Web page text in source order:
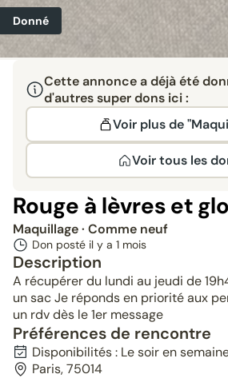
Donné
Cette annonce a déjà été
d'autres super dons ici :
Voir plus de
Voir tous les
Rouge à lèvres et
Maquillage· Comme neuf
Don posté il y a 1 mois
Description
A récupérer du lundi au jeudi de
un sac Je réponds en priorité aux
un rdv dès le 1er message
Préférences de rencontre
Disponibilités : Le soir en
Paris, 75014